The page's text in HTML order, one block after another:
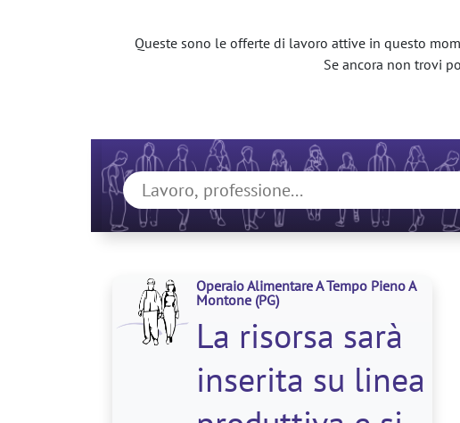
Queste sono le offerte di lavoro attive in questo
Se ancora non trovi
Operaio Alimentare A Tempo Pieno A
Montone(PG)
La risorsa sarà
inserita su linea